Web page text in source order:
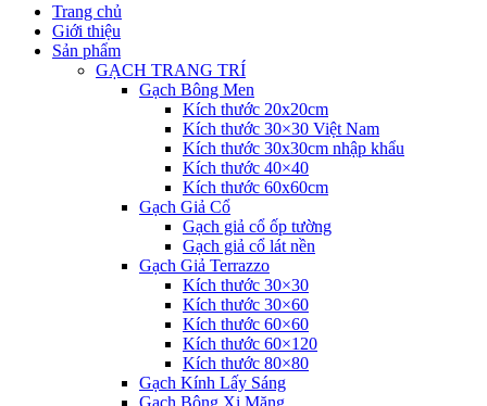
Trang chủ
Giới thiệu
Sản phẩm
GẠCH TRANG TRÍ
Gạch Bông Men
Kích thước 20x20cm
Kích thước 30×30 Việt Nam
Kích thước 30x30cm nhập khẩu
Kích thước 40×40
Kích thước 60x60cm
Gạch Giả Cổ
Gạch giả cổ ốp tường
Gạch giả cổ lát nền
Gạch Giả Terrazzo
Kích thước 30×30
Kích thước 30×60
Kích thước 60×60
Kích thước 60×120
Kích thước 80×80
Gạch Kính Lấy Sáng
Gạch Bông Xi Măng